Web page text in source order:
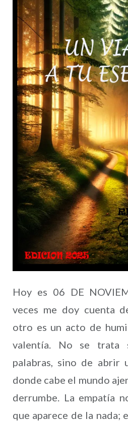
Hoy es 06 DE
veces me doy cuenta
otro es un acto de
valentía. No se trata
palabras, sino de abrir
donde cabe el mundo
derrumbe. La empatía
que aparece de la nada;